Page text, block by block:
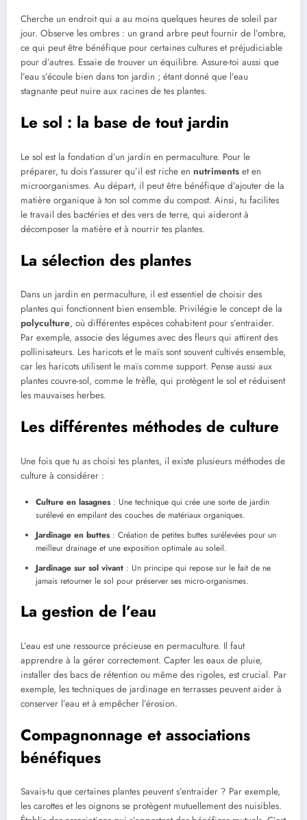
Cherche un endroit qui a au moins quelques heures de soleil par
jour. Observe les ombres : un grand arbre peut fournir de l’ombre,
ce qui peut être bénéfique pour certaines cultures et préjudiciable
pour d’autres. Essaie de trouver un équilibre. Assure-toi aussi que
l’eau s’écoule bien dans ton jardin ; étant donné que l’eau
stagnante peut nuire aux racines de tes plantes.
Le sol : la base de tout jardin
Le sol est la fondation d’un jardin en permaculture. Pour le
préparer, tu dois t’assurer qu’il est riche en nutriments et en
microorganismes. Au départ, il peut être bénéfique d’ajouter de la
matière organique à ton sol comme du compost. Ainsi, tu facilites
le travail des bactéries et des vers de terre, qui aideront à
décomposer la matière et à nourrir tes plantes.
La sélection des plantes
Dans un jardin en permaculture, il est essentiel de choisir des
plantes qui fonctionnent bien ensemble. Privilégie le concept de la
polyculture, où différentes espèces cohabitent pour s’entraider.
Par exemple, associe des légumes avec des fleurs qui attirent des
pollinisateurs. Les haricots et le maïs sont souvent cultivés ensemble,
car les haricots utilisent le maïs comme support. Pense aussi aux
plantes couvre-sol, comme le trèfle, qui protègent le sol et réduisent
les mauvaises herbes.
Les différentes méthodes de culture
Une fois que tu as choisi tes plantes, il existe plusieurs méthodes de
culture à considérer :
Culture en lasagnes: Une technique qui crée une sorte de jardin
surélevé en empilant des couches de matériaux organiques.
Jardinage en buttes: Création de petites buttes surélevées pour un
meilleur drainage et une exposition optimale au soleil.
Jardinage sur sol vivant : Un principe qui repose sur le fait de ne
jamais retourner le sol pour préserver ses micro-organismes.
La gestion de l’eau
L’eau est une ressource précieuse en permaculture. Il faut
apprendre à la gérer correctement. Capter les eaux de pluie,
installer des bacs de rétention ou même des rigoles, est crucial. Par
exemple, les techniques de jardinage en terrasses peuvent aider à
conserver l’eau et à empêcher l’érosion.
Compagnonnage et associations
bénéfiques
Savais-tu que certaines plantes peuvent s’entraider ? Par exemple,
les carottes et les oignons se protègent mutuellement des nuisibles.